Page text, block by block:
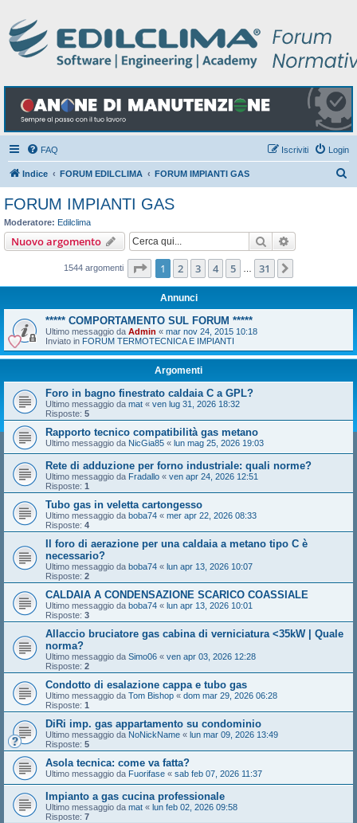
FAQ Login
Iscriviti
Indice FORUM EDILCLIMA FORUM IMPIANTI GAS
FORUM IMPIANTI GAS
Moderatore: Edilclima
Nuovo argomento Cerca
1544 argomenti Pagina di 31
1 2 3 4 5 31
Annunci
***** COMPORTAMENTO SUL FORUM *****
Ultimo messaggio da Admin « mar nov 24, 2015 10:18
Inviato in FORUM TERMOTECNICA E IMPIANTI
Argomenti
Foro in bagno finestrato caldaia C a GPL?
Ultimo messaggio da mat « ven lug 31, 2026 18:32
Risposte: 5
Rapporto tecnico compatibilità gas metano
Ultimo messaggio da NicGia85 « lun mag 25, 2026 19:03
Rete di adduzione per forno industriale: quali norme?
Ultimo messaggio da Fradallo « ven apr 24, 2026 12:51
Risposte: 1
Tubo gas in veletta cartongesso
Ultimo messaggio da boba74 « mer apr 22, 2026 08:33
Risposte: 4
Il foro di aerazione per una caldaia a metano tipo C è
necessario?
Ultimo messaggio da boba74 « lun apr 13, 2026 10:07
Risposte: 2
CALDAIA A CONDENSAZIONE SCARICO COASSIALE
Ultimo messaggio da boba74 « lun apr 13, 2026 10:01
Risposte: 3
Allaccio bruciatore gas cabina di verniciatura <35kW | Quale
norma?
Ultimo messaggio da Simo06 « ven apr 03, 2026 12:28
Risposte: 2
Condotto di esalazione cappa e tubo gas
Ultimo messaggio da Tom Bishop « dom mar 29, 2026 06:28
Risposte: 1
DiRi imp. gas appartamento su condominio
Ultimo messaggio da NoNickName « lun mar 09, 2026 13:49
Risposte: 5
Asola tecnica: come va fatta?
Ultimo messaggio da Fuorifase « sab feb 07, 2026 11:37
Impianto a gas cucina professionale
Ultimo messaggio da mat « lun feb 02, 2026 09:58
Risposte: 7